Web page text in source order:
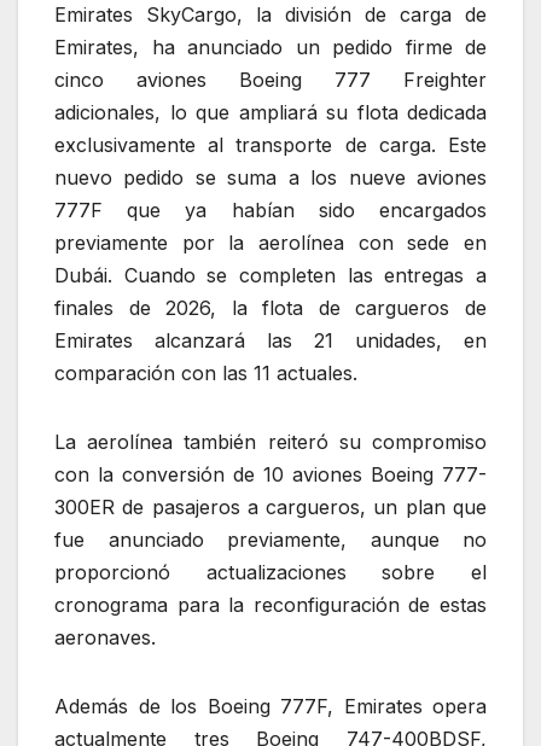
Emirates SkyCargo, la división de carga de
Emirates, ha anunciado un pedido firme de
cinco aviones Boeing 777 Freighter
adicionales, lo que ampliará su flota dedicada
exclusivamente al transporte de carga. Este
nuevo pedido se suma a los nueve aviones
777F que ya habían sido encargados
previamente por la aerolínea con sede en
Dubái. Cuando se completen las entregas a
finales de 2026, la flota de cargueros de
Emirates alcanzará las 21 unidades, en
comparación con las 11 actuales.
La aerolínea también reiteró su compromiso
con la conversión de 10 aviones Boeing 777-
300ER de pasajeros a cargueros, un plan que
fue anunciado previamente, aunque no
proporcionó actualizaciones sobre el
cronograma para la reconfiguración de estas
aeronaves.
Además de los Boeing 777F, Emirates opera
actualmente tres Boeing 747-400BDSF,